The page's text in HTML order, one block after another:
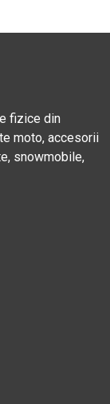
fizice din
moto, accesorii
snowmobile,